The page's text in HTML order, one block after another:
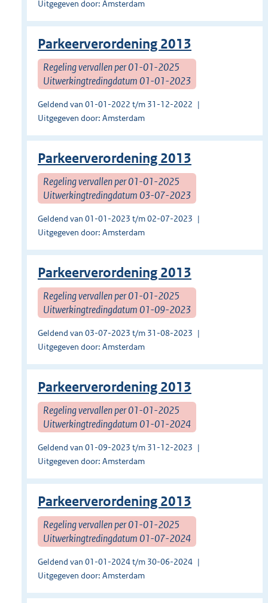
Uitgegeven door: Amsterdam
Parkeerverordening 2013
Regeling vervallen per 01-01-2025
Uitwerkingtredingdatum 01-01-2023
Geldend van 01-01-2022 t/m 31-12-2022
Uitgegeven door: Amsterdam
Parkeerverordening 2013
Regeling vervallen per 01-01-2025
Uitwerkingtredingdatum 03-07-2023
Geldend van 01-01-2023 t/m 02-07-2023
Uitgegeven door: Amsterdam
Parkeerverordening 2013
Regeling vervallen per 01-01-2025
Uitwerkingtredingdatum 01-09-2023
Geldend van 03-07-2023 t/m 31-08-2023
Uitgegeven door: Amsterdam
Parkeerverordening 2013
Regeling vervallen per 01-01-2025
Uitwerkingtredingdatum 01-01-2024
Geldend van 01-09-2023 t/m 31-12-2023
Uitgegeven door: Amsterdam
Parkeerverordening 2013
Regeling vervallen per 01-01-2025
Uitwerkingtredingdatum 01-07-2024
Geldend van 01-01-2024 t/m 30-06-2024
Uitgegeven door: Amsterdam